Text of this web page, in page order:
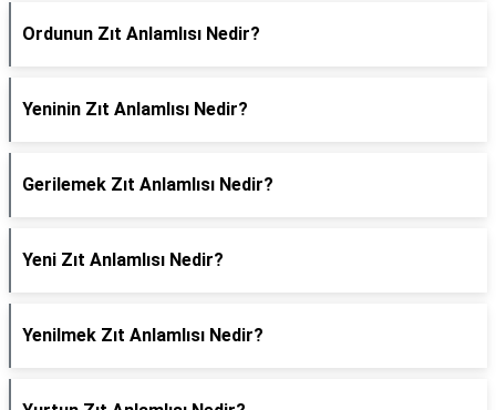
Ordunun Zıt Anlamlısı Nedir?
Yeninin Zıt Anlamlısı Nedir?
Gerilemek Zıt Anlamlısı Nedir?
Yeni Zıt Anlamlısı Nedir?
Yenilmek Zıt Anlamlısı Nedir?